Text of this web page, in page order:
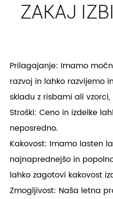
ZAKAJ
Prilagajanje: Imamo
razvoj in lahko razvijemo
skladu z risbami ali
Stroški: Ceno in izdelke
neposredno.
Kakovost: Imamo lasten
najnaprednejšo in
lahko zagotovi kakovost
Zmogljivost: Naša letna